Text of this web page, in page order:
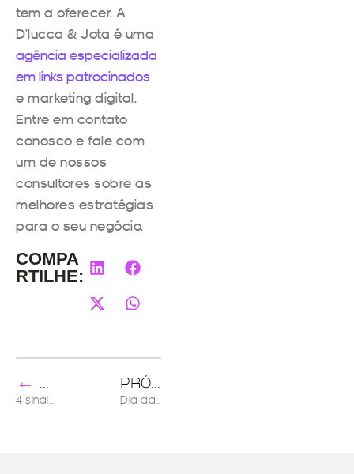
tem a oferecer. A
D’lucca & Jota é uma
agência especializada
em links patrocinados
e marketing digital.
Entre em contato
conosco e fale com
um de nossos
consultores sobre as
melhores estratégias
para o seu negócio.
COMPA
RTILHE:
←
ANTERIOR
PRÓXIMO